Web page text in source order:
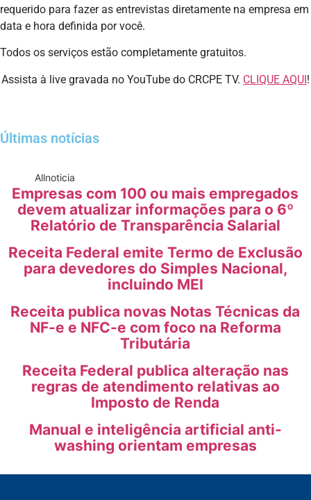
requerido para fazer as entrevistas diretamente na empresa em
data e hora definida por você.
Todos os serviços estão completamente gratuitos.
Assista à live gravada no YouTube do CRCPE TV. CLIQUE AQUI!
Últimas notícias
Allnoticia
Empresas com 100 ou mais empregados
devem atualizar informações para o 6º
Relatório de Transparência Salarial
Receita Federal emite Termo de Exclusão
para devedores do Simples Nacional,
incluindo MEI
Receita publica novas Notas Técnicas da
NF-e e NFC-e com foco na Reforma
Tributária
Receita Federal publica alteração nas
regras de atendimento relativas ao
Imposto de Renda
Manual e inteligência artificial anti-
washing orientam empresas